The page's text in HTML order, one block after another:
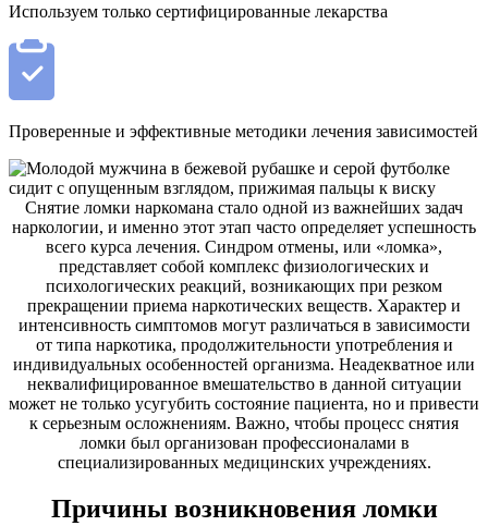
Используем только сертифицированные лекарства
Проверенные и эффективные методики лечения зависимостей
Снятие ломки наркомана стало одной из важнейших задач
наркологии, и именно этот этап часто определяет успешность
всего курса лечения. Синдром отмены, или «ломка»,
представляет собой комплекс физиологических и
психологических реакций, возникающих при резком
прекращении приема наркотических веществ. Характер и
интенсивность симптомов могут различаться в зависимости
от типа наркотика, продолжительности употребления и
индивидуальных особенностей организма. Неадекватное или
неквалифицированное вмешательство в данной ситуации
может не только усугубить состояние пациента, но и привести
к серьезным осложнениям. Важно, чтобы процесс снятия
ломки был организован профессионалами в
специализированных медицинских учреждениях.
Причины возникновения ломки